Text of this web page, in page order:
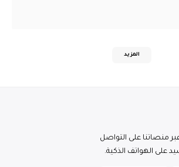
المزيد
منصاتنا على التواصل
على الهواتف الذكية.